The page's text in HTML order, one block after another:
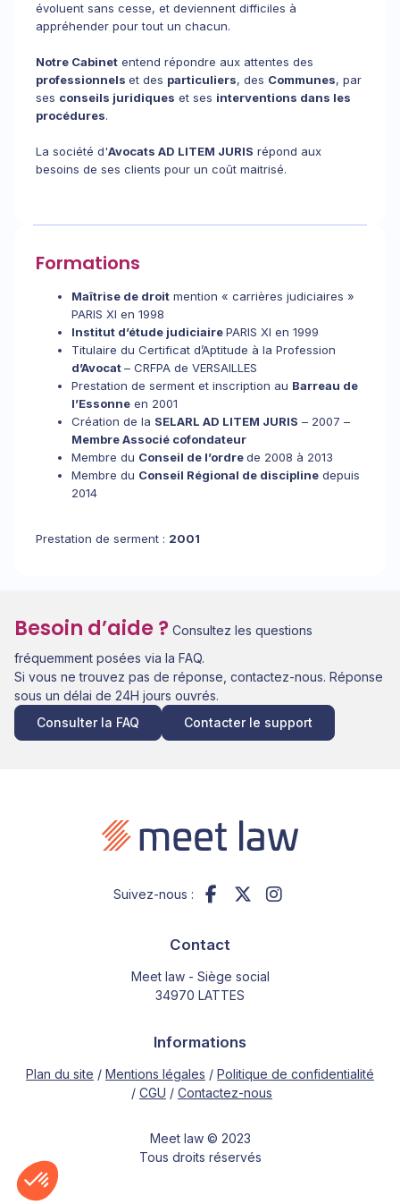
évoluent sans cesse, et deviennent difficiles à
appréhender pour tout un chacun.
Notre Cabinet entend répondre aux attentes des
professionnels et des particuliers, des Communes, par
ses conseils juridiques et ses interventions dans les
procédures.
La société d'Avocats AD LITEM JURIS répond aux
besoins de ses clients pour un coût maitrisé.
Formations
Maîtrise de droit mention « carrières judiciaires »
PARIS XI en 1998
Institut d’étude judiciairePARIS XI en 1999
Titulaire du Certificat d’Aptitude à la Profession
d’Avocat– CRFPA de VERSAILLES
Prestation de serment et inscription au Barreau de
l’Essonne en 2001
Création de la SELARL AD LITEM JURIS – 2007 –
Membre Associé cofondateur
Membre du Conseil de l’ordrede 2008 à 2013
Membre du Conseil Régional de discipline depuis
2014
Prestation de serment : 2001
Besoin d’aide ? Consultez les questions
fréquemment posées via la FAQ.
Si vous ne trouvez pas de réponse, contactez-nous. Réponse
sous un délai de 24H jours ouvrés.
Consulter la FAQ
Contacter le support
Suivez-nous :
Contact
Meet law - Siège social
34970 LATTES
Informations
Plan du site Mentions légales
Politique de confidentialité
CGU
Contactez-nous
Meet law © 2023
Tous droits réservés